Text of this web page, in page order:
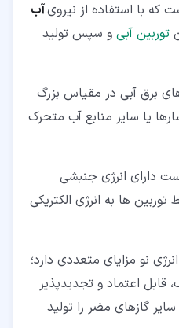
که با استفاده از نیرویآب
توربین آبی و سپس تولید
های برق آبی در مقیاس بزرگ
یا سایر منابع آب متحرک
دارای انرژی جنبشی
ها به انرژی الکتریکی
نو مزایای متعددی دارد؛
قابل اعتماد و تجدیدپذیر
گازهای مضر را تولید